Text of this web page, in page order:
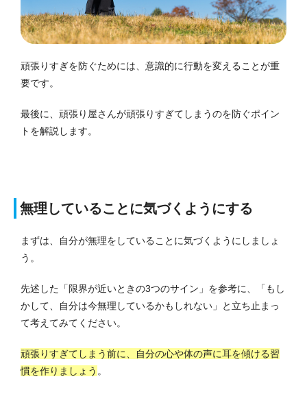
頑張りすぎを防ぐためには、意識的に行動を変えることが重
要です。
最後に、頑張り屋さんが頑張りすぎてしまうのを防ぐポイン
トを解説します。
無理していることに気づくようにする
まずは、自分が無理をしていることに気づくようにしましょ
う。
先述した「限界が近いときの3つのサイン」を参考に、「もし
かして、自分は今無理しているかもしれない」と立ち止まっ
て考えてみてください。
頑張りすぎてしまう前に、自分の心や体の声に耳を傾ける習
慣を作りましょう 。